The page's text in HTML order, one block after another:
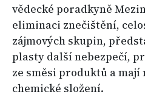
vědecké poradkyně
eliminaci znečištění,
zájmových skupin,
plasty další nebezpečí,
ze směsi produktů a mají
chemické složení.